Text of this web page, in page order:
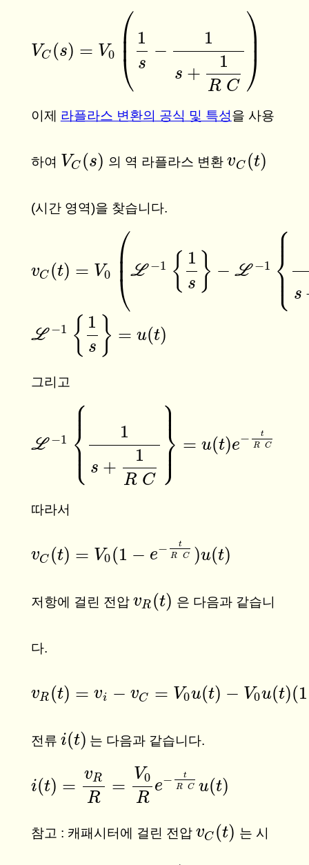
VC (s) = V0
⎛
⎝
⎜
⎜ 1
s
−
1
s +
1
R C
⎞
⎠
⎟
⎟
VC(s) = V0 1s 1 s+1RC)
이제 라플라스 변환의 공식 및 특성을 사용
하여 VC (s)
VC(s) 의 역 라플라스 변환vC (t)
vC(t)
(시간 영역)을 찾습니다.
vC (t) = V0
⎛
⎝
⎜
⎜L −1 { 1
s } − L −1
⎧
⎩
⎨⎪
⎪
⎪
⎪ s
vC(t)= V0 L−1 { 1s}−L− 1{ 1s +1 RC})
L −1 { 1
s } = u(t)
L−1{1 s} =u( t)
그리고
L −1
⎧
⎩
⎨⎪
⎪
⎪
⎪
1
s +
1
R C
⎫
⎭
⎬
⎪
⎪
⎪
⎪ = u(t)e−
t
R
C
L−1{1 s+ 1RC}=u(t)e− tR C
따라서
vC (t) = V0(1 − e−
t
R
C )u(t)
vC(t)= V0 1−e − RC)u t)
저항에 걸린 전압 vR (t)
vR(t) 은 다음과 같습니
다.
vR (t) = vi − vC = V0u(t) − V0u(t)(1
vR(t)= vi− vC =V 0u(t )−V 0u(t)(1− e− tRC)=V0 e
전류 i(t)
i(t) 는 다음과 같습니다.
i(t) =
vR
R
=
V0
R
e−
t
R C u(t)
i(t)= vRR=V0 Re −tRC t)
참고 : 캐패시터에 걸린 전압 vC (t)
vC(t) 는 시